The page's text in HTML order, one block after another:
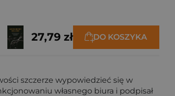
27,79 zł DO KOSZYKA
szczerze wypowiedzieć się w
własnego biura i podpisał